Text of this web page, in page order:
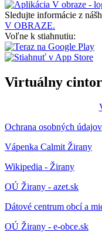
Sledujte informácie z
V OBRAZE.
Voľne k stiahnutiu:
Virtuálny
Ochrana osobných údajov
Vápenka Calmit Žirany
Wikipedia - Žirany
OÚ Žirany - azet.sk
Dátové centrum obcí a
OÚ Žirany - e-obce.sk